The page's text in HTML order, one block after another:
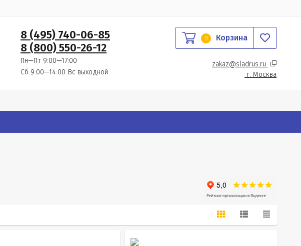
8 (495) 740-06-85
8 (800) 550-26-12
Пн—Пт 9:00—17:00
Сб 9:00—14:00 Вс выходной
0 Корзина
zakaz@sladrus.ru
г. Москва